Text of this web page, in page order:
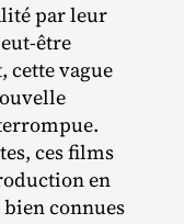
par leur
cette vague
ces films
en
connues